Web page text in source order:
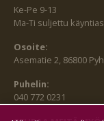
Ke-Pe 9-13
Ma-Ti suljettu
Osoite:
Asematie 2, 86800
Puhelin:
040 772 0231